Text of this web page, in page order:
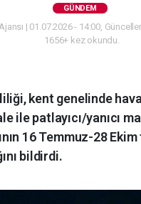
GÜNDEM
| 01.07.2026 - 14:00,
1656+ kez okundu.
kent genelinde
ile patlayıcı/yanıcı
16 Temmuz-28
bildirdi.